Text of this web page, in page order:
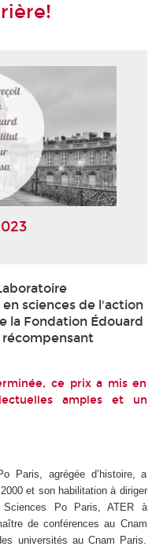
sciences de l'action
la Fondation Édouard
ce prix a mis en
amples et un
Paris, agrégée d’histoire, a
et son habilitation à diriger
Po Paris, ATER à
de conférences au Cnam
universités au Cnam Paris.